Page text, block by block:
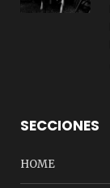
SECCIONES
HOME